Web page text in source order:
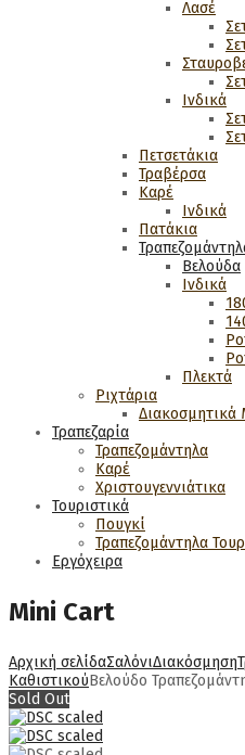
Λασέ
Ινδικά
Πετσετάκια
Τραβέρσα
Καρέ
Ινδικά
Πατάκια
Βελούδα
Ινδικά
Πλεκτά
Ριχτάρια
Διακοσμητικά
Τραπεζαρία
Τραπεζομάντηλα
Καρέ
Χριστουγεννιάτικα
Τουριστικά
Πουγκί
Τραπεζομάντηλα
Εργόχειρα
Mini Cart
Αρχική σελίδαΣαλόνιΔιακόσμηση
ΚαθιστικούΒελούδο
Sold Out